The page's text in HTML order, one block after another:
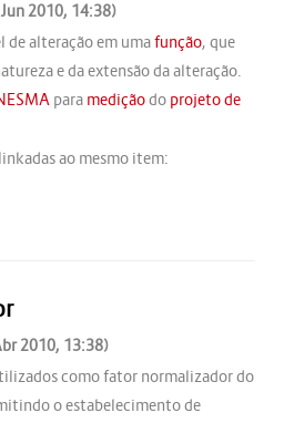
2010, 14:38)
de alteração em umafunção, que
e da extensão da alteração.
para mediçãodo projeto de
ao mesmo item:
2010, 13:38)
como fator normalizador do
o estabelecimento de